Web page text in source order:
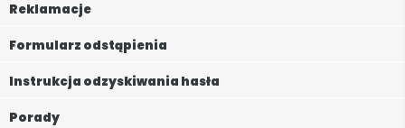
Reklamacje
Formularz odstąpienia
Instrukcja odzyskiwania hasła
Porady